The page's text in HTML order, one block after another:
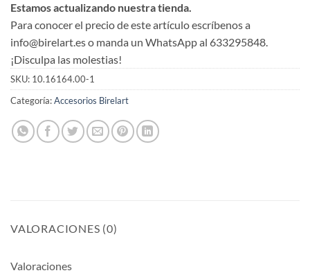
Estamos actualizando nuestra tienda.
Para conocer el precio de este artículo escríbenos a
info@birelart.es o manda un WhatsApp al 633295848.
¡Disculpa las molestias!
SKU: 10.16164.00-1
Categoría:Accesorios Birelart
VALORACIONES (0)
Valoraciones